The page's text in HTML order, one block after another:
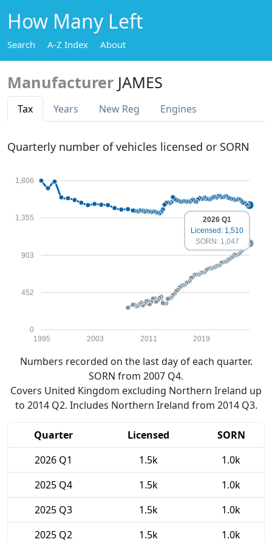
How Many Left
Search A-Z Index About
Manufacturer JAMES
Tax Years New Reg Engines
Quarterly number of vehicles licensed or SORN
0
452
903
1,355
1,806
1995 2003 2011 2019
2026 Q1
Licensed: 1,510
SORN: 1,047
Numbers recorded on the last day of each quarter.
SORN from 2007 Q4.
Covers United Kingdom excluding Northern Ireland up
to 2014 Q2. Includes Northern Ireland from 2014 Q3.
Quarter Licensed
SORN
2026 Q1
1.5k
1.0k
2025 Q4
1.5k
1.0k
2025 Q3
1.5k
1.0k
2025 Q2
1.5k
1.0k